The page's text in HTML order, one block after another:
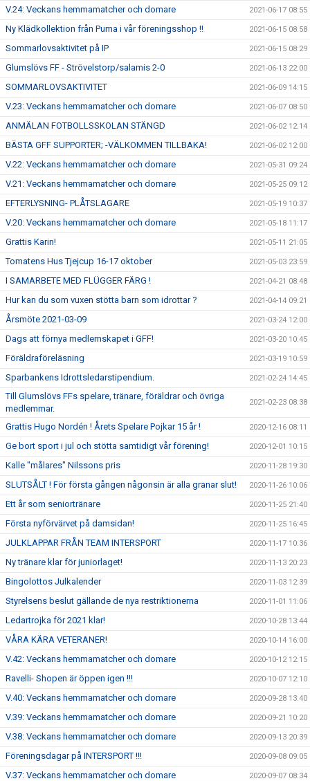
V.24: Veckans hemmamatcher och domare 2021-06-17 08:55
Ny Klädkollektion från Puma i vår föreningsshop !! 2021-06-15 08:58
Sommarlovsaktivitet på IP 2021-06-15 08:29
Glumslövs FF - Strövelstorp/salamis 2-0 2021-06-13 22:00
SOMMARLOVSAKTIVITET 2021-06-09 14:15
V.23: Veckans hemmamatcher och domare 2021-06-07 08:50
ANMÄLAN FOTBOLLSSKOLAN STÄNGD 2021-06-02 12:14
BÄSTA GFF SUPPORTER; -VÄLKOMMEN TILLBAKA! 2021-06-02 12:00
V.22: Veckans hemmamatcher och domare 2021-05-31 09:24
V.21: Veckans hemmamatcher och domare 2021-05-25 09:12
EFTERLYSNING- PLÅTSLAGARE 2021-05-19 10:37
V.20: Veckans hemmamatcher och domare 2021-05-18 11:17
Grattis Karin! 2021-05-11 21:05
Tomatens Hus Tjejcup 16-17 oktober 2021-05-03 23:59
I SAMARBETE MED FLÜGGER FÄRG ! 2021-04-21 08:48
Hur kan du som vuxen stötta barn som idrottar ? 2021-04-14 09:21
Årsmöte 2021-03-09 2021-03-24 12:00
Dags att förnya medlemskapet i GFF! 2021-03-20 10:45
Föräldraföreläsning 2021-03-19 10:59
Sparbankens Idrottsledarstipendium. 2021-02-24 14:45
Till Glumslövs FFs spelare, tränare, föräldrar och övriga
medlemmar.
2021-02-23 08:38
Grattis Hugo Nordén ! Årets Spelare Pojkar 15 år ! 2020-12-16 08:11
Ge bort sport i jul och stötta samtidigt vår förening! 2020-12-01 10:15
Kalle "målares" Nilssons pris 2020-11-28 19:30
SLUTSÅLT ! För första gången någonsin är alla granar slut! 2020-11-26 10:06
Ett år som seniortränare 2020-11-25 21:40
Första nyförvärvet på damsidan! 2020-11-25 16:45
JULKLAPPAR FRÅN TEAM INTERSPORT 2020-11-17 10:36
Ny tränare klar för juniorlaget! 2020-11-13 20:23
Bingolottos Julkalender 2020-11-03 12:39
Styrelsens beslut gällande de nya restriktionerna 2020-11-01 11:06
Ledartrojka för 2021 klar! 2020-10-28 13:44
VÅRA KÄRA VETERANER! 2020-10-14 16:00
V.42: Veckans hemmamatcher och domare 2020-10-12 12:15
Ravelli- Shopen är öppen igen !!! 2020-10-07 12:10
V.40: Veckans hemmamatcher och domare 2020-09-28 13:40
V.39: Veckans hemmamatcher och domare 2020-09-21 10:20
V.38: Veckans hemmamatcher och domare 2020-09-13 20:39
Föreningsdagar på INTERSPORT !!! 2020-09-08 09:05
V.37: Veckans hemmamatcher och domare 2020-09-07 08:34